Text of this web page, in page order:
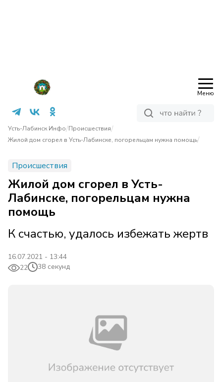
Меню
Усть-Лабинск Инфо/Происшествия/
Жилой дом сгорел в Усть-Лабинске, погорельцам нужна помощь/
Происшествия
Жилой дом сгорел в Усть-
Лабинске, погорельцам нужна
помощь
К счастью, удалось избежать жертв
16.07.2021 - 13:44
22
38 секунд